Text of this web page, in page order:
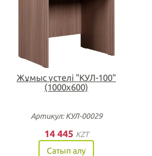
Жұмыс үстелі "КУЛ-100"
(1000х600)
Артикул: КУЛ-00029
14 445 KZT
Сатып алу